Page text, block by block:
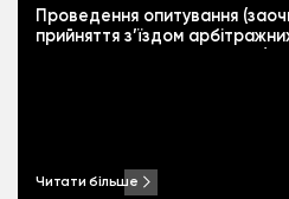
Проведення опитування
прийняття з’їздом
Читати більше